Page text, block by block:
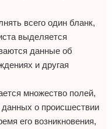
всего один бланк,
выделяется
данные об
и другая
множество полей,
о происшествии
его возникновения,